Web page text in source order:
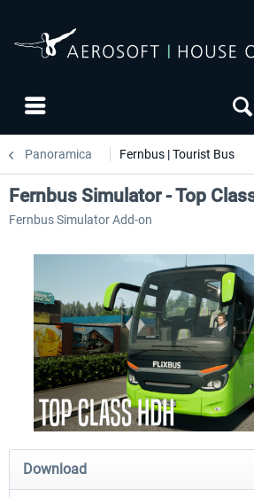
Panoramica Fernbus | Tourist Bus
Fernbus Simulator - Platinum Edition
Fernbus Simulator - Top
Fernbus Simulator Add-on
Download